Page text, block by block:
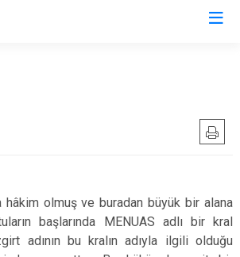
hâkim olmuş ve buradan büyük bir alana
başlarında MENUAS adlı bir kral
adının bu kralın adıyla ilgili olduğu